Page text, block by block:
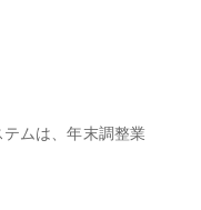
ムは、年末調整業